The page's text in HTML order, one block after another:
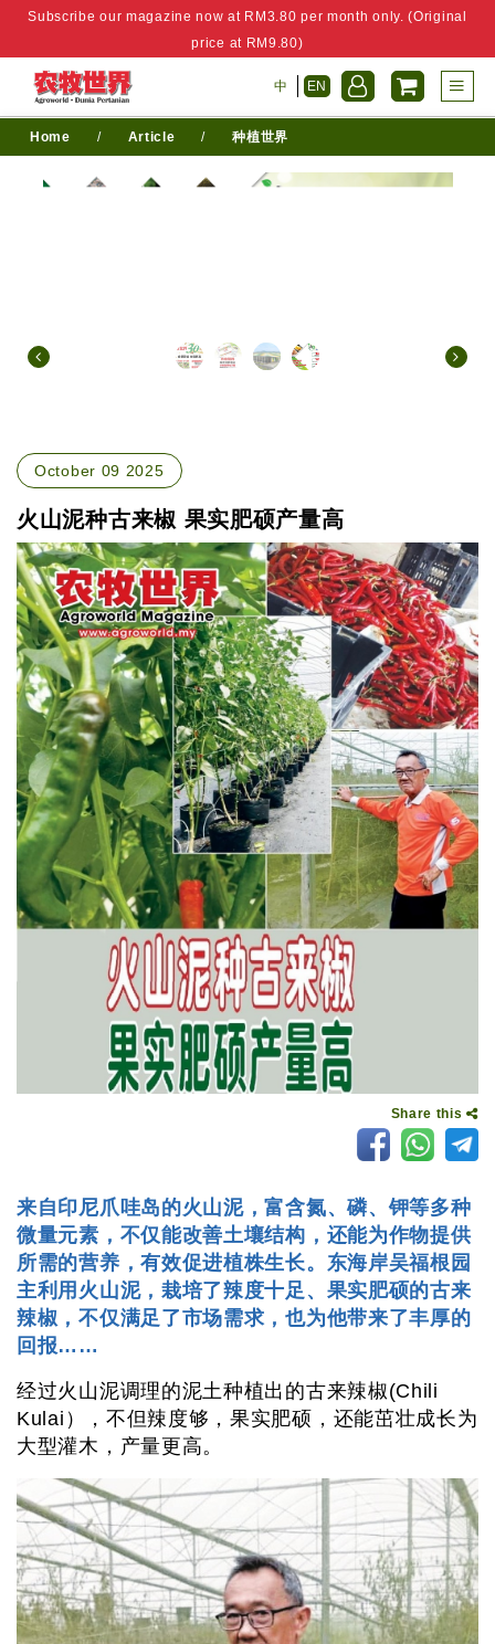
Subscribe our magazine now at RM3.80 per month only. (Original
price at RM9.80)
中 EN
Home / Article / 种植世界
October 09 2025
火山泥种古来椒 果实肥硕产量高
Share this
来自印尼爪哇岛的火山泥，富含氮、磷、钾等多种
微量元素，不仅能改善土壤结构，还能为作物提供
所需的营养，有效促进植株生长。东海岸吴福根园
主利用火山泥，栽培了辣度十足、果实肥硕的古来
辣椒，不仅满足了市场需求，也为他带来了丰厚的
回报……
经过火山泥调理的泥土种植出的古来辣椒(Chili
Kulai），不但辣度够，果实肥硕，还能茁壮成长为
大型灌木，产量更高。